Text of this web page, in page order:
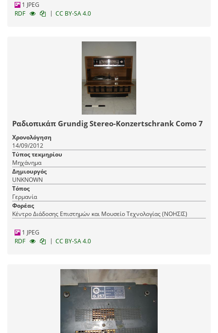
1 JPEG
RDF
| CC BY-SA 4.0
Ραδιοπικάπ Grundig Stereo-Konzertschrank Como 7
Χρονολόγηση
14/09/2012
Τύπος τεκμηρίου
Μηχάνημα
Δημιουργός
UNKNOWN
Τόπος
Γερμανία
Φορέας
Κέντρο Διάδοσης Επιστημών και Μουσείο Τεχνολογίας (ΝΟΗΣΙΣ)
1 JPEG
RDF
| CC BY-SA 4.0